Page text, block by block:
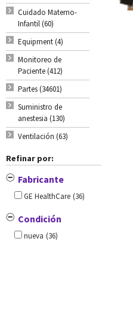
Cuidado Materno-
Infantil (60)
Equipment (4)
Monitoreo de
Paciente (412)
Partes (34601)
Suministro de
anestesia (130)
Ventilación (63)
Refinar por:
Fabricante
GE HealthCare (36)
Condición
nueva (36)